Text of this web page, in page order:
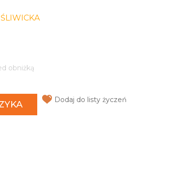
obniżką
Dodaj do listy życzeń